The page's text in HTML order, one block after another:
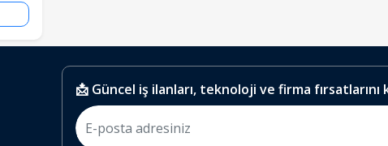
📩 Güncel iş ilanları, teknoloji ve firma fırsatlarını